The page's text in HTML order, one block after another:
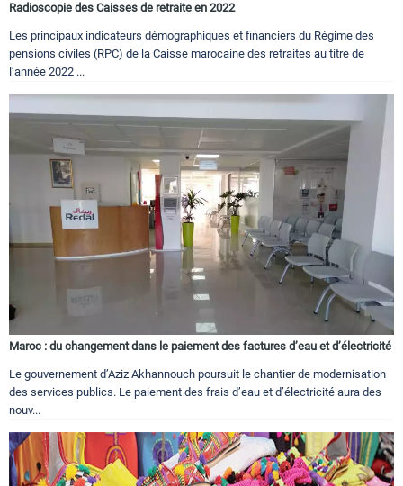
Radioscopie des Caisses de retraite en 2022
Les principaux indicateurs démographiques et financiers du Régime des
pensions civiles (RPC) de la Caisse marocaine des retraites au titre de
l’année 2022 ...
Maroc : du changement dans le paiement des factures d’eau et d’électricité
Le gouvernement d’Aziz Akhannouch poursuit le chantier de modernisation
des services publics. Le paiement des frais d’eau et d’électricité aura des
nouv...